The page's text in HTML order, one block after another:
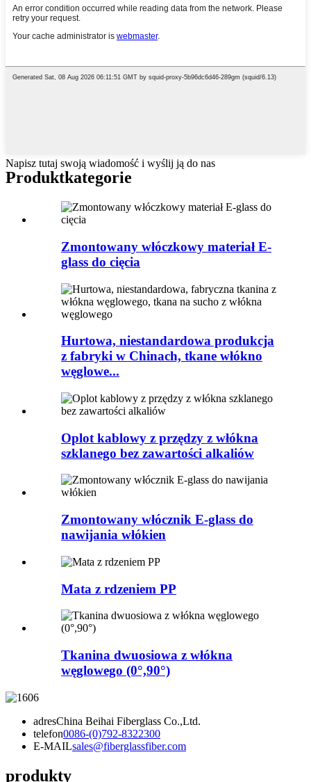
Napisz tutaj swoją wiadomość i wyślij ją do nas
Produktkategorie
Zmontowany włóczkowy materiał E-
glass do cięcia
Hurtowa, niestandardowa produkcja
z fabryki w Chinach, tkane włókno
węglowe...
Oplot kablowy z przędzy z włókna
szklanego bez zawartości alkaliów
Zmontowany włócznik E-glass do
nawijania włókien
Mata z rdzeniem PP
Tkanina dwuosiowa z włókna
węglowego (0°,90°)
adresChina Beihai Fiberglass Co.,Ltd.
telefon0086-(0)792-8322300
E-MAILsales@fiberglassfiber.com
produkty